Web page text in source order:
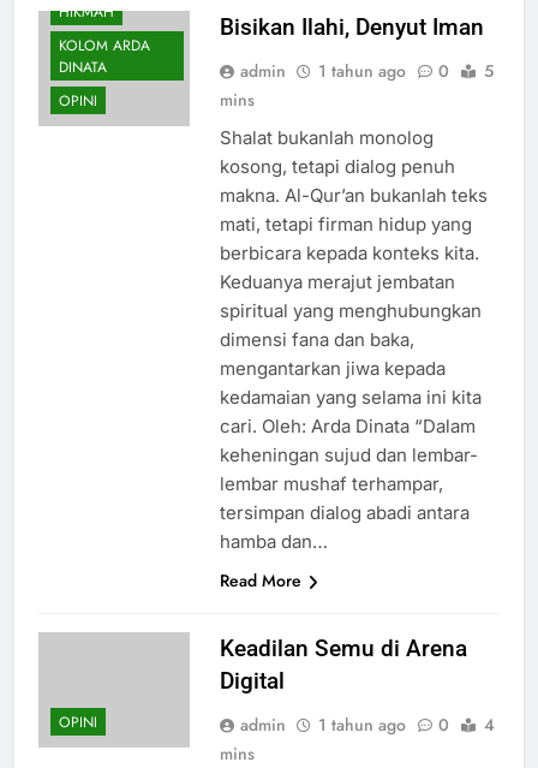
HIKMAH
KOLOM ARDA
DINATA
OPINI
Bisikan Ilahi, Denyut Iman
admin 1 tahun ago 0
5
mins
Shalat bukanlah monolog
kosong, tetapi dialog penuh
makna. Al-Qur’an bukanlah teks
mati, tetapi firman hidup yang
berbicara kepada konteks kita.
Keduanya merajut jembatan
spiritual yang menghubungkan
dimensi fana dan baka,
mengantarkan jiwa kepada
kedamaian yang selama ini kita
cari. Oleh: Arda Dinata “Dalam
keheningan sujud dan lembar-
lembar mushaf terhampar,
tersimpan dialog abadi antara
hamba dan…
Read More
OPINI
Keadilan Semu di Arena
Digital
admin 1 tahun ago 0
4
mins